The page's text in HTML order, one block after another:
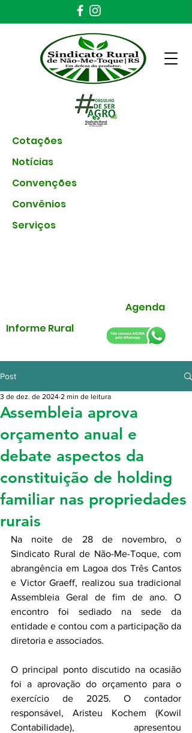
Cotações
Notícias
Convenções
Convênios
Serviços
Agenda
Informe Rural
Post
Assembleia aprova
orçamento anual e
debate aspectos da
constituição de holding
familiar nas propriedades
rurais
3 de dez. de 2024 2 min de leitura
Na noite de 28 de novembro, o
Sindicato Rural de Não-Me-Toque, com
abrangência em Lagoa dos Três Cantos
e Victor Graeff, realizou sua tradicional
Assembleia Geral de fim de ano. O
encontro foi sediado na sede da
entidade e contou com a participação da
diretoria e associados.
O principal ponto discutido na ocasião
foi a aprovação do orçamento para o
exercício de 2025. O contador
responsável, Aristeu Kochem (Kowil
Contabilidade), apresentou